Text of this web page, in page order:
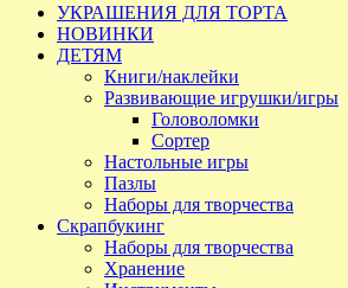
УКРАШЕНИЯ ДЛЯ ТОРТА
НОВИНКИ
ДЕТЯМ
Книги/наклейки
Развивающие игрушки/игры
Головоломки
Сортер
Настольные игры
Пазлы
Наборы для творчества
Скрапбукинг
Наборы для творчества
Хранение